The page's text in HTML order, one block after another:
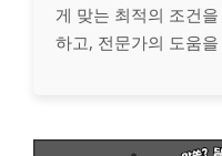
게 맞는 최적의 조건
하고, 전문가의 도움